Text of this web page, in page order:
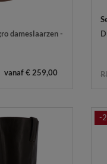
dameslaarzen -
vanaf € 259,00
-